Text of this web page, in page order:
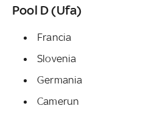
Pool D (Ufa)
Francia
Slovenia
Germania
Camerun